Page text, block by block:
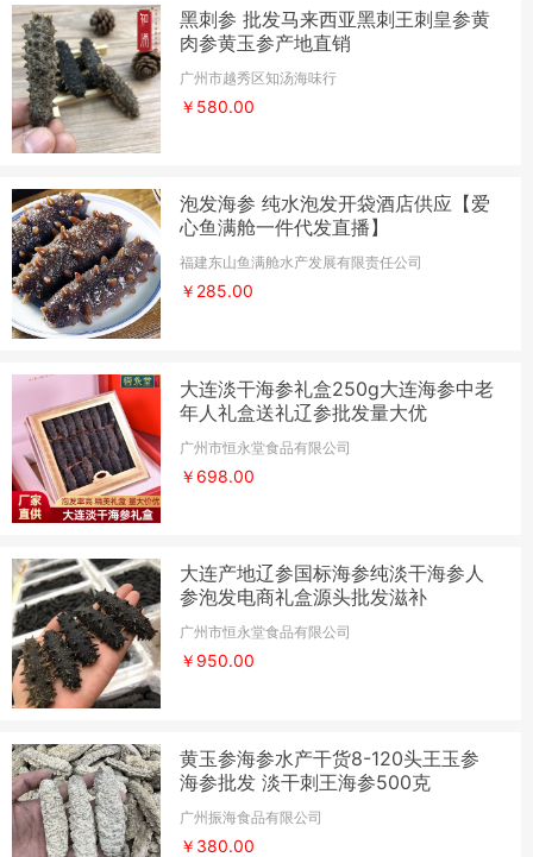
黑刺参 批发马来西亚黑刺王刺皇参黄
肉参黄玉参产地直销
广州市越秀区知汤海味行
￥580.00
泡发海参 纯水泡发开袋酒店供应【爱
心鱼满舱一件代发直播】
福建东山鱼满舱水产发展有限责任公司
￥285.00
大连淡干海参礼盒250g大连海参中老
年人礼盒送礼辽参批发量大优
广州市恒永堂食品有限公司
￥698.00
大连产地辽参国标海参纯淡干海参人
参泡发电商礼盒源头批发滋补
广州市恒永堂食品有限公司
￥950.00
黄玉参海参水产干货8-120头王玉参
海参批发 淡干刺王海参500克
广州振海食品有限公司
￥380.00